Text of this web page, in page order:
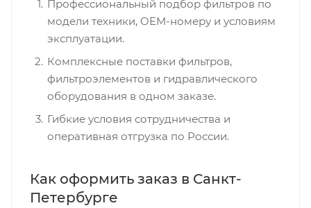
Профессиональный подбор фильтров по
модели техники, OEM-номеру и условиям
эксплуатации.
Комплексные поставки фильтров,
фильтроэлементов и гидравлического
оборудования в одном заказе.
Гибкие условия сотрудничества и
оперативная отгрузка по России.
Как оформить заказ в Санкт-
Петербурге